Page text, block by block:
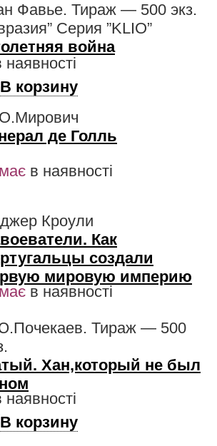
Фавье. Тираж — 500 экз.
Серия ”KLIO”
война
наявності
В корзину
де Голль
в наявності
Кроули
Как
создали
мировую империю
в наявності
Тираж — 500
Хан,который не был
наявності
В корзину